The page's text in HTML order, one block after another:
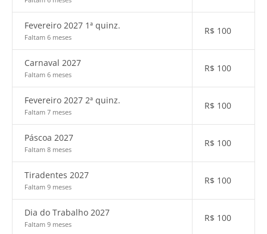
Fevereiro 2027 1ª quinz.
Faltam 6 meses
R$ 100
Carnaval 2027
Faltam 6 meses
R$ 100
Fevereiro 2027 2ª quinz.
Faltam 7 meses
R$ 100
Páscoa 2027
Faltam 8 meses
R$ 100
Tiradentes 2027
Faltam 9 meses
R$ 100
Dia do Trabalho 2027
Faltam 9 meses
R$ 100